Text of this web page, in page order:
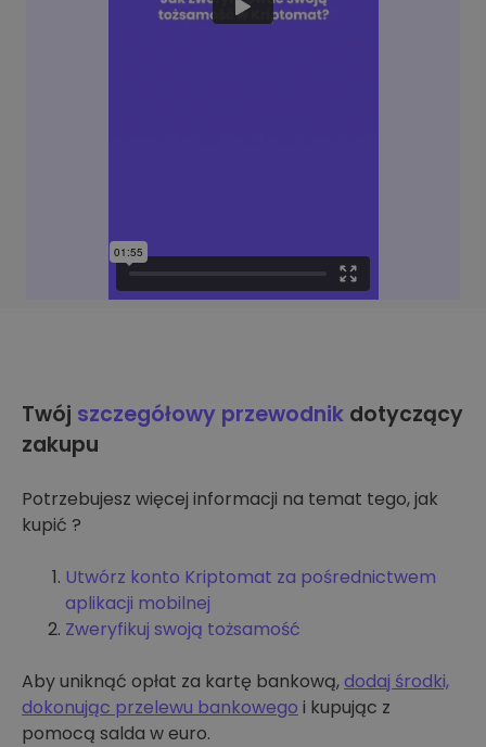
Twój szczegółowy przewodnik dotyczący
zakupu
Potrzebujesz więcej informacji na temat tego, jak
kupić ?
Utwórz konto Kriptomat za pośrednictwem
aplikacji mobilnej
Zweryfikuj swoją tożsamość
Aby uniknąć opłat za kartę bankową,dodaj środki,
dokonując przelewu bankowego i kupując z
pomocą salda w euro.